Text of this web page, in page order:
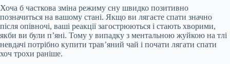
Хоча б часткова зміна режиму сну швидко позитивно
позначиться на вашому стані. Якщо ви лягаєте спати значно
після опівночі, ваші реакції загострюються і стають хворими,
якби ви були п’яні. Тому у випадку з ментальною жуйкою на тлі
невдачі потрібно купити трав’яний чай і почати лягати спати
хоч трохи раніше.